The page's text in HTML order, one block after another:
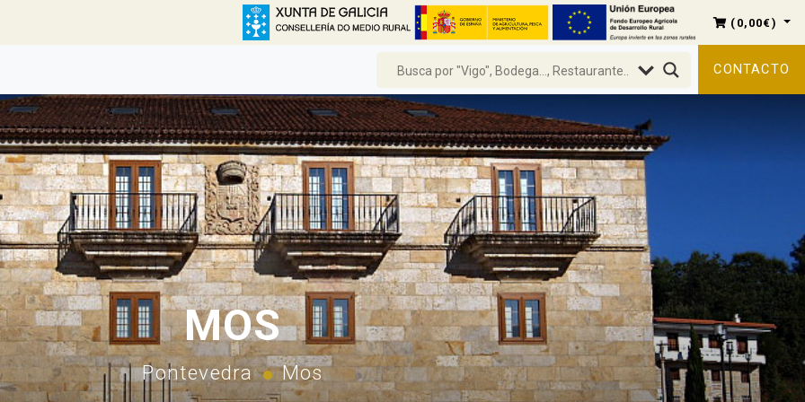
( 0,00€ )
CONTACTO
MOS
Pontevedra Mos